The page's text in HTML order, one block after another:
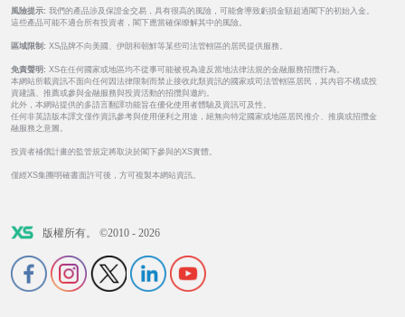
風險提示: 我們的產品涉及保證金交易，具有很高的風險，可能會導致虧損金額超過閣下的初始入金。
這些產品可能不適合所有投資者，閣下應當確保瞭解其中的風險。
區域限制: XS品牌不向美國、伊朗和朝鮮等某些司法管轄區的居民提供服務。
免責聲明: XS在任何國家或地區均不從事可能被視為違反當地法律法規的金融服務招攬行為。
本網站所載資訊不面向任何因法律限制而禁止接收此類資訊的國家或司法管轄區居民，其內容不構成投
資建議、推薦或參與金融服務與投資活動的招攬與邀約。
此外，本網站提供的多語言翻譯功能旨在優化使用者體驗及資訊可及性。
任何非英語版本譯文僅作資訊參考與使用便利之用途，絕無向特定國家或地區居民推介、推廣或招攬金
融服務之意圖。
投資者補償計畫的監管規定將取決於閣下參與的XS實體。
僅經XS集團明確書面許可後，方可複製本網站資訊。
版權所有。 ©2010 - 2026